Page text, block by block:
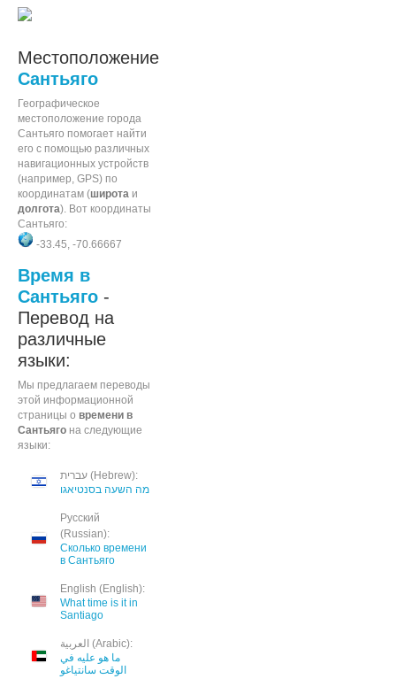
Местоположение
Сантьяго
Географическое
местоположение города
Сантьяго помогает найти
его с помощью различных
навигационных устройств
(например, GPS) по
координатам (широта и
долгота). Вот координаты
Сантьяго:
-33.45, -70.66667
Время в
Сантьяго -
Перевод на
различные
языки:
Мы предлагаем переводы
этой информационной
страницы о времени в
Сантьяго на следующие
языки:
עברית (Hebrew):
מה השעה בסנטיאגו
Русский
(Russian):
Сколько времени
в Сантьяго
English (English):
What time is it in
Santiago
العربية (Arabic):
ما هو عليه في
الوقت سانتياغو